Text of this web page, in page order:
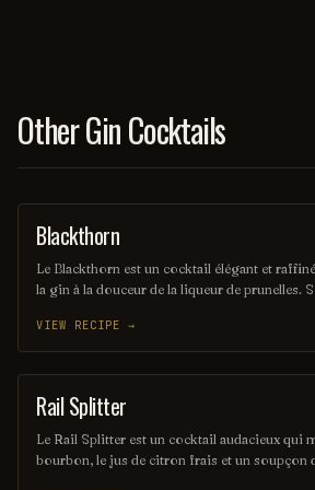
Other Gin Cocktails
ORDINARY DRINK
Blackthorn
Le Blackthorn est un cocktail élégant et
la gin à la douceur de la liqueur de prunelles.
équilibre parfaitement les saveurs. Ce
des notes fruitées et épicées, parfait pour les
classiques.
VIEW RECIPE →
COCKTAIL
Rail Splitter
Le Rail Splitter est un cocktail audacieux qui
bourbon, le jus de citron frais et un soupçon